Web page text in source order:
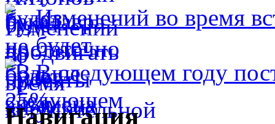
Изменений во время
будет
В следующем году
Навигация